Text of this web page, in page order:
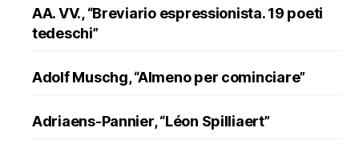
AA. VV., “Breviario espressionista. 19 poeti
tedeschi”
Adolf Muschg, “Almeno per cominciare”
Adriaens-Pannier, “Léon Spilliaert”